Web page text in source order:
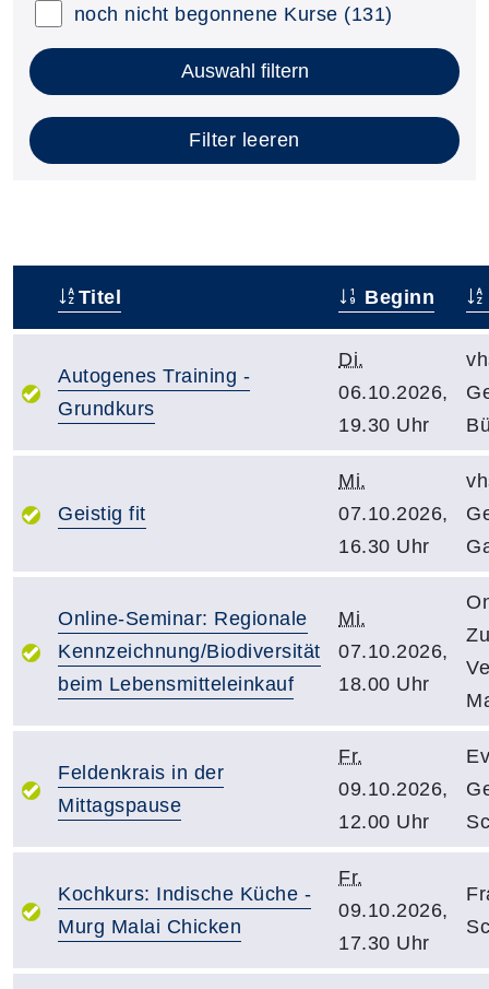
noch nicht begonnene Kurse (131)
Auswahl filtern
Filter leeren
Titel Beginn
Autogenes Training -
Grundkurs
Di.
06.10.2026,
19.30 Uhr
Geistig fit
Mi.
07.10.2026,
16.30 Uhr
Online-Seminar: Regionale
Kennzeichnung/Biodiversität
beim Lebensmitteleinkauf
Mi.
07.10.2026,
18.00 Uhr
Feldenkrais in der
Mittagspause
Fr.
09.10.2026,
12.00 Uhr
Kochkurs: Indische Küche -
Murg Malai Chicken
Fr.
09.10.2026,
17.30 Uhr